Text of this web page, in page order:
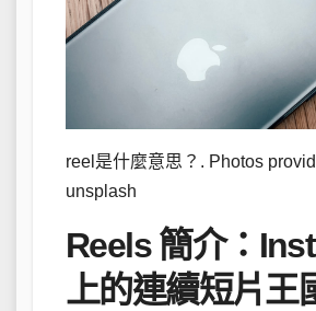
reel是什麼意思？. Photos
unsplash
Reels 簡介：
上的連續短片王